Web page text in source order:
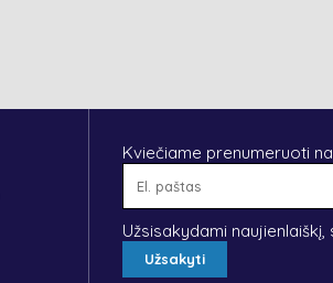
Kviečiame prenumeruoti
Užsisakydami naujienlaiškį,